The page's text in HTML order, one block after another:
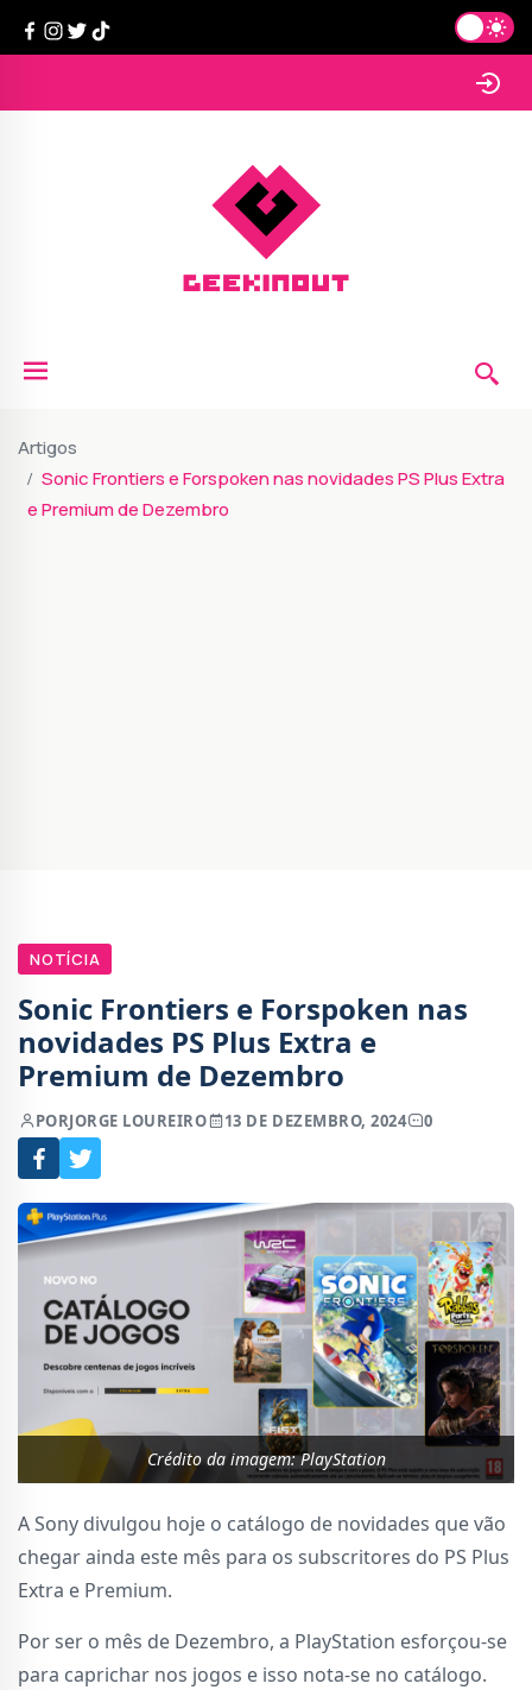
Artigos
Sonic Frontiers e Forspoken nas novidades PS Plus Extra
e Premium de Dezembro
NOTÍCIA
Sonic Frontiers e Forspoken nas
novidades PS Plus Extra e
Premium de Dezembro
PORJORGE LOUREIRO 13 DE DEZEMBRO, 2024 0
Crédito da imagem: PlayStation
A Sony divulgou hoje o catálogo de novidades que vão
chegar ainda este mês para os subscritores do PS Plus
Extra e Premium.
Por ser o mês de Dezembro, a PlayStation esforçou-se
para caprichar nos jogos e isso nota-se no catálogo.